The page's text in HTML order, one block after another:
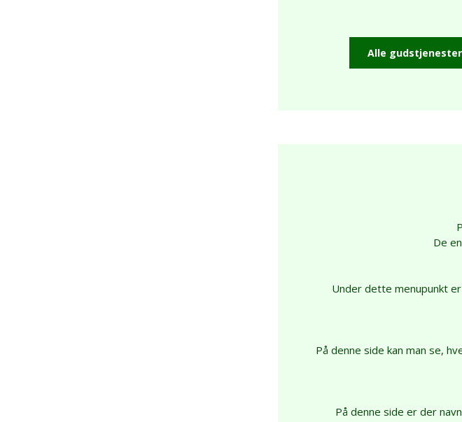
Alle gudstjenester
De
Under dette menupunkt
På denne side kan man se,
På denne side er der